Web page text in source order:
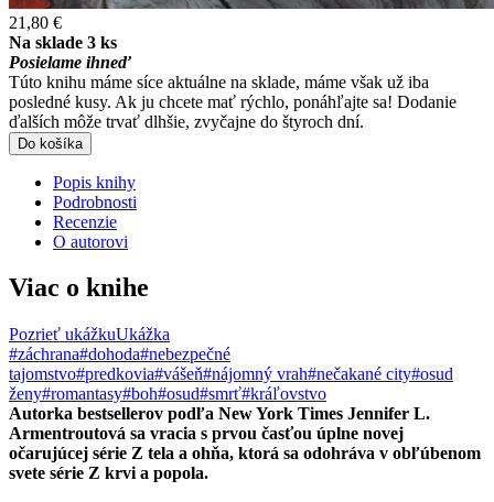
21,80 €
Na sklade 3 ks
Posielame ihneď
Túto knihu máme síce aktuálne na sklade, máme však už iba
posledné kusy. Ak ju chcete mať rýchlo, ponáhľajte sa! Dodanie
ďalších môže trvať dlhšie, zvyčajne do štyroch dní.
Do košíka
Popis knihy
Podrobnosti
Recenzie
O autorovi
Viac o knihe
Pozrieť ukážkuUkážka
#záchrana#dohoda#nebezpečné
tajomstvo#predkovia#vášeň#nájomný vrah#nečakané city#osud
ženy#romantasy#boh#osud#smrť#kráľovstvo
Autorka bestsellerov podľa New York Times Jennifer L.
Armentroutová sa vracia s prvou časťou úplne novej
očarujúcej série Z tela a ohňa, ktorá sa odohráva v obľúbenom
svete série Z krvi a popola.